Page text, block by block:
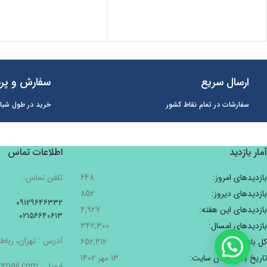
ارسال سریع
سفارشات در تمام نقاط کشور
سفارش و
خرید در طول
آمار بازدید
بازدیدهای امروز:
648
بازدیدهای دیروز:
852
بازدیدهای این هفته:
4,927
بازدیدهای امسال:
342,300
کل بازدیدها:
652,412
تاریخ به‌روزشدن سایت:
13 مهر 1402
اطلاعات تماس
تلفن تماس :
۰۹۱۲۹۶۴۶۳۳۲
۰۲۱۵۶۶۴۰۶۱۳
آدرس : تهران،